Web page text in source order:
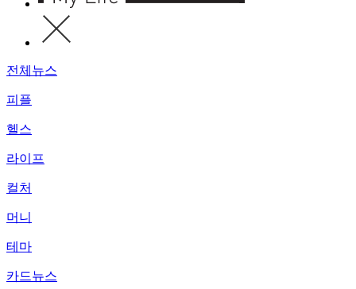
전체뉴스
피플
헬스
라이프
컬처
머니
테마
카드뉴스